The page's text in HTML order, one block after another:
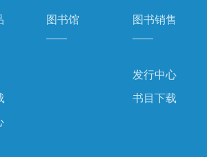
图书馆 图书销售
发行中心
书目下载